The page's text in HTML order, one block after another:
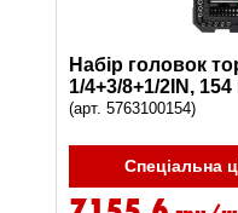
Набір головок
1/4+3/8+1/2IN,
(арт. 5763100154)
Спеціальна